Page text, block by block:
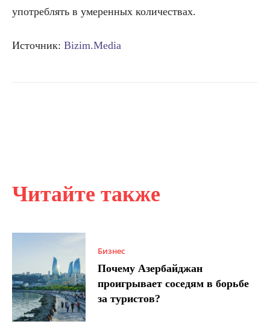
Читайте также
Бизнес
Почему Азербайджан
проигрывает соседям в борьбе
за туристов?
употреблять в умеренных количествах.
Источник: Bizim.Media